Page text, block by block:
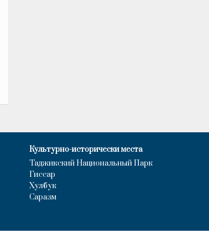
Культурно-исторически места
Таджикский Национальный Парк
Гиссар
Хулбук
Саразм